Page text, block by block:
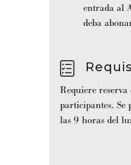
entrada al
deba
Requiere reserva
participantes. Se
las 9 horas del